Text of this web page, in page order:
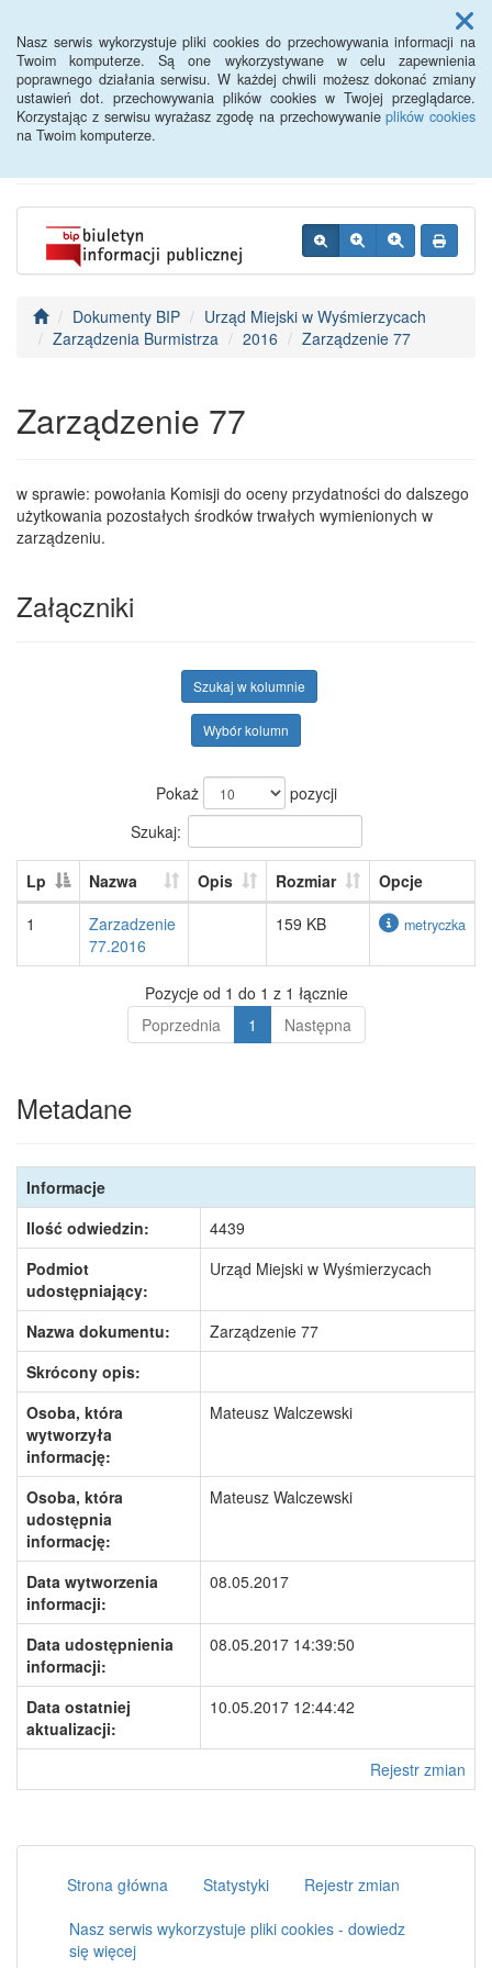
Nasz serwis wykorzystuje pliki cookies do przechowywania informacji na
Twoim komputerze. Są one wykorzystywane w celu zapewnienia
poprawnego działania serwisu. W każdej chwili możesz dokonać zmiany
ustawień dot. przechowywania plików cookies w Twojej przeglądarce.
Korzystając z serwisu wyrażasz zgodę na przechowywanieplików cookies
na Twoim komputerze.
Menu
BIP - Urząd Miejski
Wyśmierzyce
Dokumenty BIP
Urząd Miejski w Wyśmierzycach
Zarządzenia Burmistrza
2016 Zarządzenie 77
Zarządzenie 77
w sprawie: powołania Komisji do oceny przydatności do dalszego
użytkowania pozostałych środków trwałych wymienionych w
zarządzeniu.
Załączniki
Szukaj w kolumnie
Wybór kolumn
Pokaż
pozycji
Szukaj:
Lp Nazwa Opis Rozmiar
Opcje
1
Zarzadzenie
77.2016
159 KB metryczka
Pozycje od 1 do 1 z 1 łącznie
Poprzednia
1 Następna
Metadane
Informacje
Ilość odwiedzin:
4439
Podmiot
udostępniający:
Urząd Miejski w Wyśmierzycach
Nazwa dokumentu:
Zarządzenie 77
Skrócony opis:
Osoba, która
wytworzyła
informację:
Mateusz Walczewski
Osoba, która
udostępnia
informację:
Mateusz Walczewski
Data wytworzenia
informacji:
08.05.2017
Data udostępnienia
informacji:
08.05.2017 14:39:50
Data ostatniej
aktualizacji:
10.05.2017 12:44:42
Rejestr zmian
Strona główna Statystyki
Rejestr zmian
Nasz serwis wykorzystuje pliki cookies - dowiedz
się więcej